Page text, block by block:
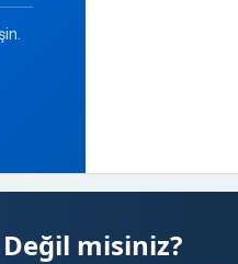
misiniz?